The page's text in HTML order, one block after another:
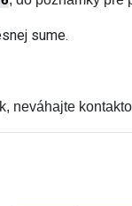
sume.
neváhajte